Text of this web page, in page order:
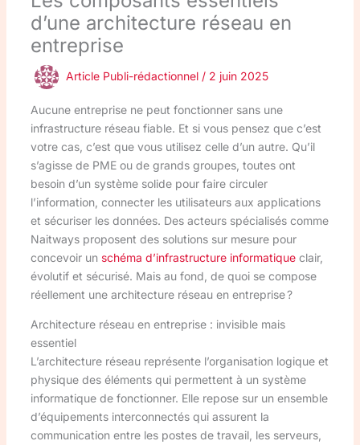
d’une architecture réseau en
entreprise
Article Publi-rédactionnel / 2 juin 2025
Aucune entreprise ne peut fonctionner sans une
infrastructure réseau fiable. Et si vous pensez que c’est
votre cas, c’est que vous utilisez celle d’un autre. Qu’il
s’agisse de PME ou de grands groupes, toutes ont
besoin d’un système solide pour faire circuler
l’information, connecter les utilisateurs aux applications
et sécuriser les données. Des acteurs spécialisés comme
Naitways proposent des solutions sur mesure pour
concevoir un schéma d’infrastructure informatiqueclair,
évolutif et sécurisé. Mais au fond, de quoi se compose
réellement une architecture réseau en entreprise ?
Architecture réseau en entreprise : invisible mais
essentiel
L’architecture réseau représente l’organisation logique et
physique des éléments qui permettent à un système
informatique de fonctionner. Elle repose sur un ensemble
d’équipements interconnectés qui assurent la
communication entre les postes de travail, les serveurs,